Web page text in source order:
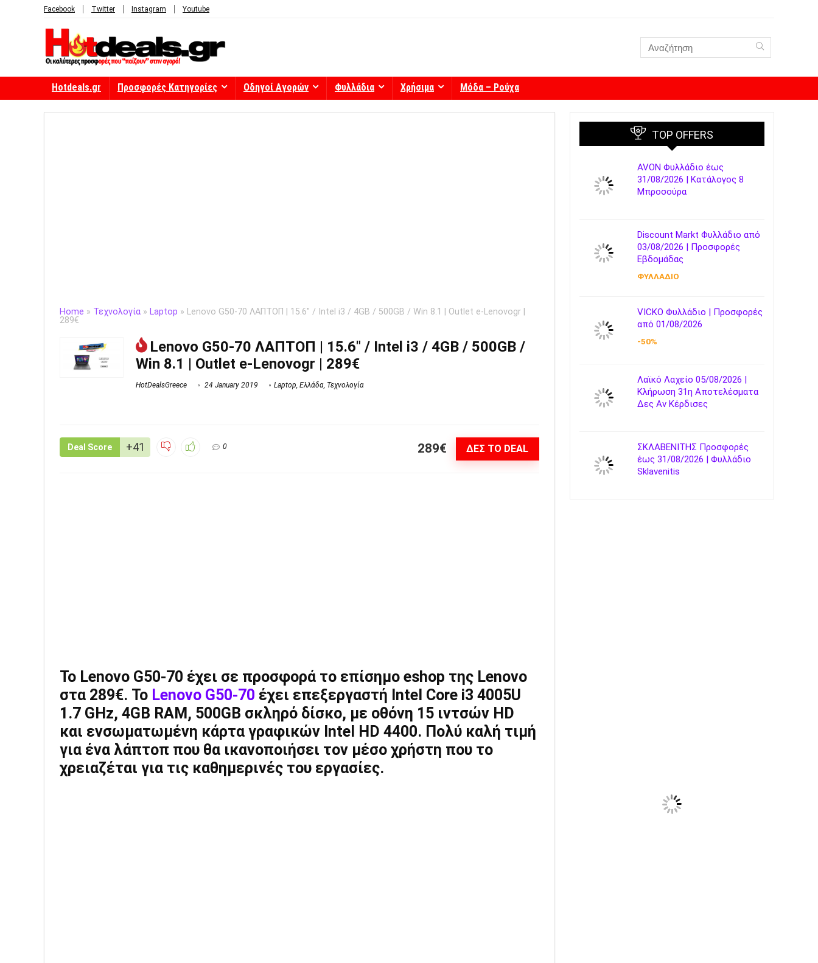
Facebook Twitter Instagram Youtube
Hotdeals.gr Προσφορές Κατηγορίες Οδηγοί Αγορών Φυλλάδια Χρήσιμα Μόδα – Ρούχα
Home » Τεχνολογία » Laptop » Lenovo G50-70 ΛΑΠΤΟΠ | 15.6″ / Intel i3 / 4GB / 500GB / Win 8.1 | Outlet e-Lenovogr |
289€
Lenovo G50-70 ΛΑΠΤΟΠ | 15.6″ / Intel i3 / 4GB / 500GB /
Win 8.1 | Outlet e-Lenovogr | 289€
HotDealsGreece 24 January 2019 Laptop, Ελλάδα, Τεχνολογία
Deal Score +41 0 289€ ΔΕΣ ΤΟ DEAL
To Lenovo G50-70 έχει σε προσφορά το επίσημο eshop της Lenovo
στα 289€. Το Lenovo G50-70 έχει επεξεργαστή Intel Core i3 4005U
1.7 GHz, 4GB RAM, 500GB σκληρό δίσκο, με οθόνη 15 ιντσών HD
και ενσωματωμένη κάρτα γραφικών Intel HD 4400. Πολύ καλή τιμή
για ένα λάπτοπ που θα ικανοποιήσει τον μέσο χρήστη που το
χρειαζέται για τις καθημερινές του εργασίες.
TOP OFFERS
AVON Φυλλάδιο έως
31/08/2026 | Κατάλογος 8
Μπροσούρα
Discount Markt Φυλλάδιο από
03/08/2026 | Προσφορές
Εβδομάδας
ΦΥΛΛΑΔΙΟ
VICKO Φυλλάδιο | Προσφορές
από 01/08/2026
-50%
Λαϊκό Λαχείο 05/08/2026 |
Κλήρωση 31η Αποτελέσματα
Δες Αν Κέρδισες
ΣΚΛΑΒΕΝΙΤΗΣ Προσφορές
έως 31/08/2026 | Φυλλάδιο
Sklavenitis